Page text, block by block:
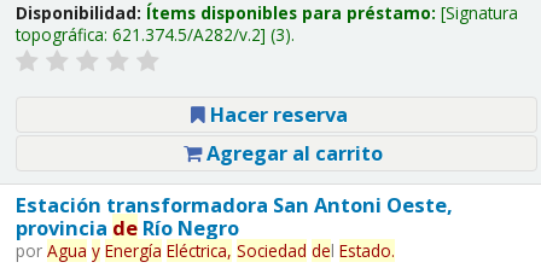
Disponibilidad: Ítems disponibles para préstamo: Signatura
topográfica: 621.374.5/A282/v.2 (3).
Hacer reserva
Agregar al carrito
Estación transformadora San Antoni Oeste,
provincia deRío Negro
por Agua y Energía Eléctrica, Sociedad del Estado.